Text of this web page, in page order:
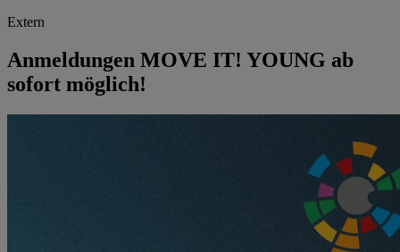
Extern
Anmeldungen MOVE IT! YOUNG ab
sofort möglich!